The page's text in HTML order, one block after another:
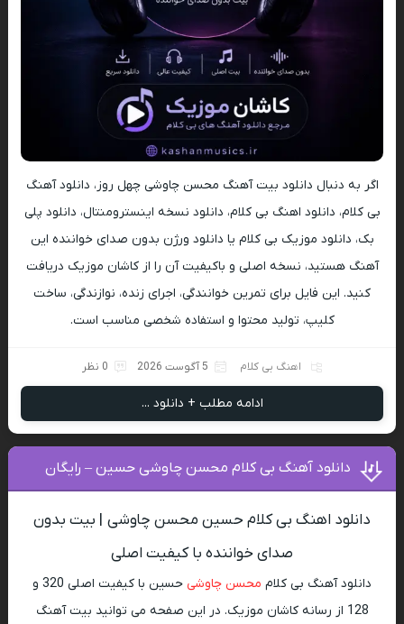
اگر به دنبال دانلود بیت آهنگ محسن چاوشی چهل روز، دانلود آهنگ
بی کلام، دانلود اهنگ بی کلام، دانلود نسخه اینسترومنتال، دانلود پلی
بک، دانلود موزیک بی کلام یا دانلود ورژن بدون صدای خواننده این
آهنگ هستید، نسخه اصلی و باکیفیت آن را از کاشان موزیک دریافت
کنید. این فایل برای تمرین خوانندگی، اجرای زنده، نوازندگی، ساخت
کلیپ، تولید محتوا و استفاده شخصی مناسب است.
اهنگ بی کلام 5 آگوست 2026 0 نظر
ادامه مطلب + دانلود ...
دانلود آهنگ بی کلام محسن چاوشی حسین – رایگان
دانلود اهنگ بی کلام حسین محسن چاوشی | بیت بدون
صدای خواننده با کیفیت اصلی
دانلود آهنگ بی کلام محسن چاوشی
حسین با کیفیت اصلی 320 و
128 از رسانه کاشان موزیک. در این صفحه می توانید بیت آهنگ